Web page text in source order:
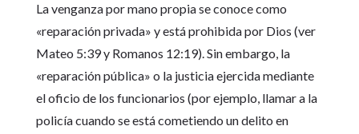
La venganza por mano propia se conoce como
«reparación privada» y está prohibida por Dios (ver
Mateo 5:39 y Romanos 12:19). Sin embargo, la
«reparación pública» o la justicia ejercida mediante
el oficio de los funcionarios (por ejemplo, llamar a la
policía cuando se está cometiendo un delito en